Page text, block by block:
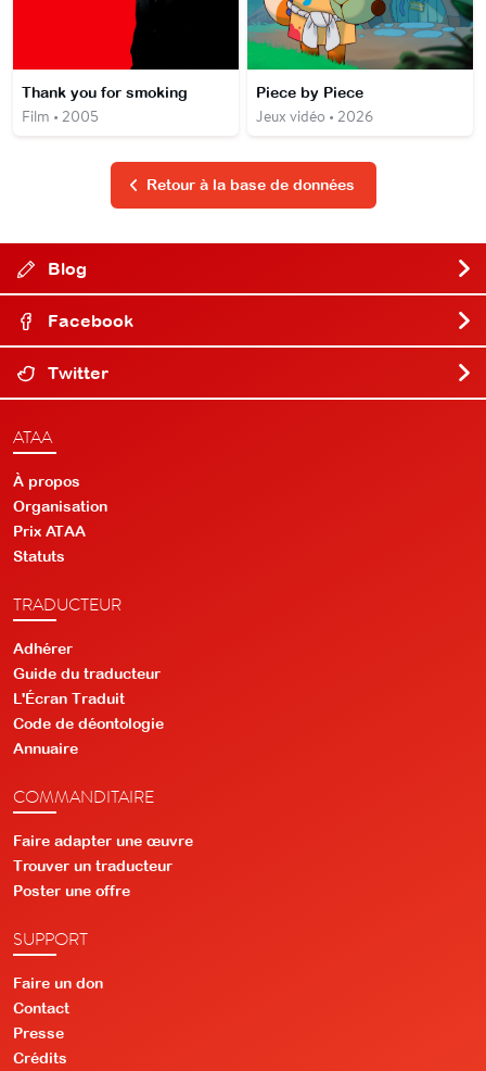
Thank you for smoking
Film • 2005
Piece by Piece
Jeux vidéo • 2026
Retour à la base de données
Blog
Facebook
Twitter
ATAA
À propos
Organisation
Prix ATAA
Statuts
TRADUCTEUR
Adhérer
Guide du traducteur
L'Écran Traduit
Code de déontologie
Annuaire
COMMANDITAIRE
Faire adapter une œuvre
Trouver un traducteur
Poster une offre
SUPPORT
Faire un don
Contact
Presse
Crédits